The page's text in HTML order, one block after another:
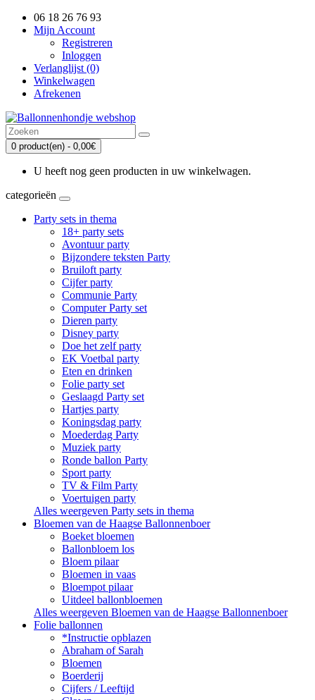
06 18 26 76 93
Mijn Account
Registreren
Inloggen
Verlanglijst (0)
Winkelwagen
Afrekenen
0 product(en) - 0,00€
U heeft nog geen producten in uw winkelwagen.
categorieën
Party sets in thema
18+ party sets
Avontuur party
Bijzondere teksten Party
Bruiloft party
Cijfer party
Communie Party
Computer Party set
Dieren party
Disney party
Doe het zelf party
EK Voetbal party
Eten en drinken
Folie party set
Geslaagd Party set
Hartjes party
Koningsdag party
Moederdag Party
Muziek party
Ronde ballon Party
Sport party
TV & Film Party
Voertuigen party
Alles weergeven Party sets in thema
Bloemen van de Haagse Ballonnenboer
Boeket bloemen
Ballonbloem los
Bloem pilaar
Bloemen in vaas
Bloempot pilaar
Uitdeel ballonbloemen
Alles weergeven Bloemen van de Haagse Ballonnenboer
Folie ballonnen
*Instructie opblazen
Abraham of Sarah
Bloemen
Boerderij
Cijfers / Leeftijd